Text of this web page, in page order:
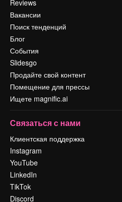
Reviews
Вакансии
Поиск тенденций
Блог
События
Slidesgo
Продайте свой контент
Помещение для прессы
Ищете magnific.ai
Связаться с нами
Клиентская поддержка
Instagram
YouTube
LinkedIn
TikTok
Discord